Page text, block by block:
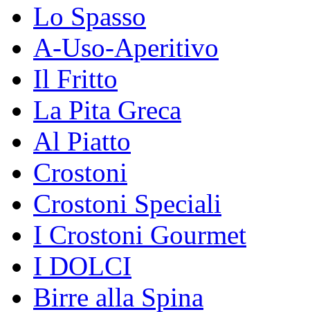
Lo Spasso
A-Uso-Aperitivo
Il Fritto
La Pita Greca
Al Piatto
Crostoni
Crostoni Speciali
I Crostoni Gourmet
I DOLCI
Birre alla Spina